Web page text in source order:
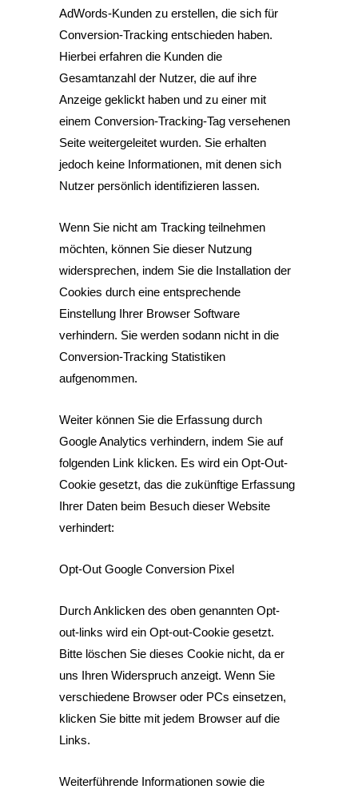
AdWords-Kunden zu erstellen, die sich für
Conversion-Tracking entschieden haben.
Hierbei erfahren die Kunden die
Gesamtanzahl der Nutzer, die auf ihre
Anzeige geklickt haben und zu einer mit
einem Conversion-Tracking-Tag versehenen
Seite weitergeleitet wurden. Sie erhalten
jedoch keine Informationen, mit denen sich
Nutzer persönlich identifizieren lassen.
Wenn Sie nicht am Tracking teilnehmen
möchten, können Sie dieser Nutzung
widersprechen, indem Sie die Installation der
Cookies durch eine entsprechende
Einstellung Ihrer Browser Software
verhindern. Sie werden sodann nicht in die
Conversion-Tracking Statistiken
aufgenommen.
Weiter können Sie die Erfassung durch
Google Analytics verhindern, indem Sie auf
folgenden Link klicken. Es wird ein Opt-Out-
Cookie gesetzt, das die zukünftige Erfassung
Ihrer Daten beim Besuch dieser Website
verhindert:
Opt-Out Google Conversion Pixel
Durch Anklicken des oben genannten Opt-
out-links wird ein Opt-out-Cookie gesetzt.
Bitte löschen Sie dieses Cookie nicht, da er
uns Ihren Widerspruch anzeigt. Wenn Sie
verschiedene Browser oder PCs einsetzen,
klicken Sie bitte mit jedem Browser auf die
Links.
Weiterführende Informationen sowie die